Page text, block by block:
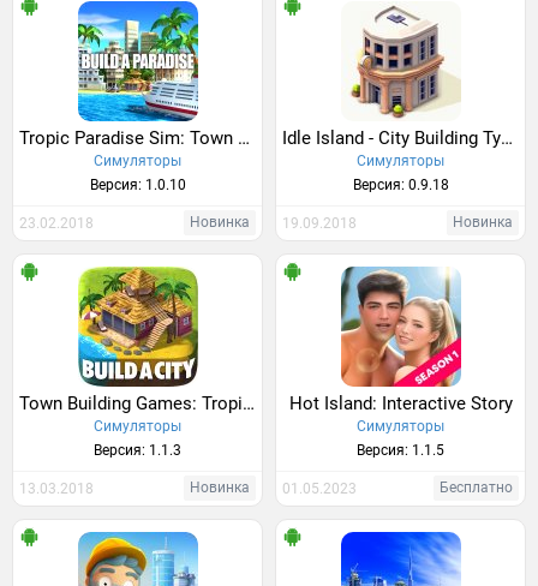
Tropic Paradise Sim: Town Building City Island Bay
Симуляторы
Версия: 1.0.10
23.02.2018 Новинка
Idle Island - City Building Tycoon
Симуляторы
Версия: 0.9.18
19.09.2018 Новинка
Town Building Games: Tropic Town Island City Sim
Симуляторы
Версия: 1.1.3
13.03.2018 Новинка
Hot Island: Interactive Story
Симуляторы
Версия: 1.1.5
01.05.2023 Бесплатно